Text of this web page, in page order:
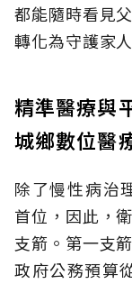
都能隨時看見
轉化為守護家
精準醫療與
城鄉數位醫
除了慢性病治
首位，因此，
支箭。第一支
政府公務預算